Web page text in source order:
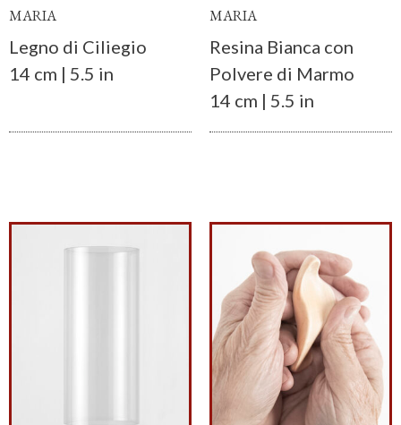
MARIA
Legno di Ciliegio
14 cm | 5.5 in
MARIA
Resina Bianca con
Polvere di Marmo
14 cm | 5.5 in